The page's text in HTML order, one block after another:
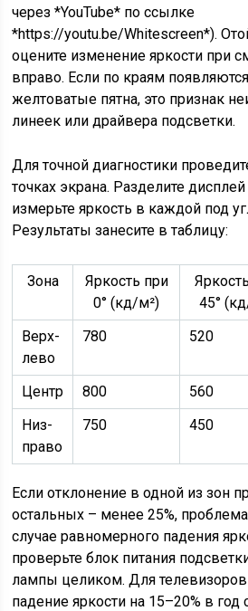
через *YouTube* по ссылке
*https://youtu.be/Whitescreen*).
оцените изменение яркости при
вправо. Если по краям
желтоватые пятна, это признак
линеек или драйвера подсветки.
Для точной диагностики
точках экрана. Разделите
измерьте яркость в каждой под
Результаты занесите в таблицу:
Зона
Яркость при
0° (кд/м²)
45°
Верх-
лево
780 520
Центр 800 560
Низ-
право
750 450
Если отклонение в одной из зон
остальных – менее 25%,
случае равномерного падения
проверьте блок питания
лампы целиком. Для
падение яркости на 15–20% в год